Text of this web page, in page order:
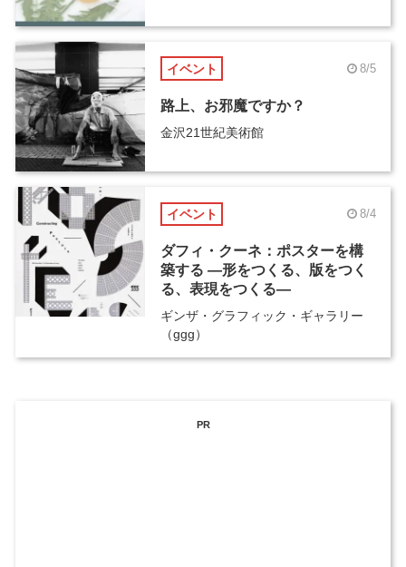
イベント 8/5
路上、お邪魔ですか？
金沢21世紀美術館
イベント 8/4
ダフィ・クーネ：ポスターを構
築する ―形をつくる、版をつく
る、表現をつくる―
ギンザ・グラフィック・ギャラリー
（ggg）
PR